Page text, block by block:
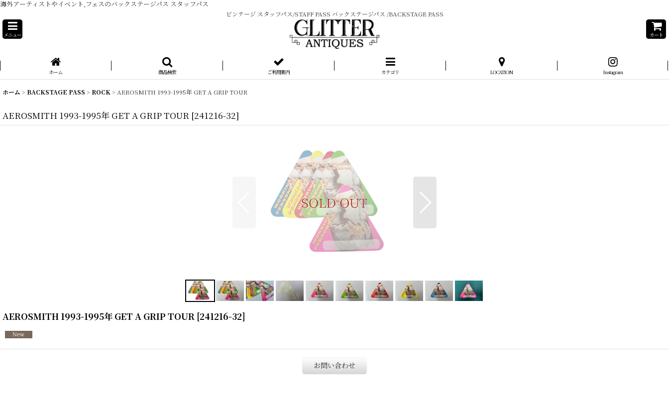
海外アーティストやイベント,フェスのバックステージパス スタッフパス
ビンテージ スタッフパス/STAFF PASS バックステージパス /BACKSTAGE PASS
メニュー カート
ホーム 商品検索 ご利用案内 カテゴリ LOCATION Instagram
ホーム > BACKSTAGE PASS > ROCK > AEROSMITH 1993-1995年 GET A GRIP TOUR
AEROSMITH 1993-1995年 GET A GRIP TOUR [241216-32]
AEROSMITH 1993-1995年 GET A GRIP TOUR [241216-32]
お問い合わせ